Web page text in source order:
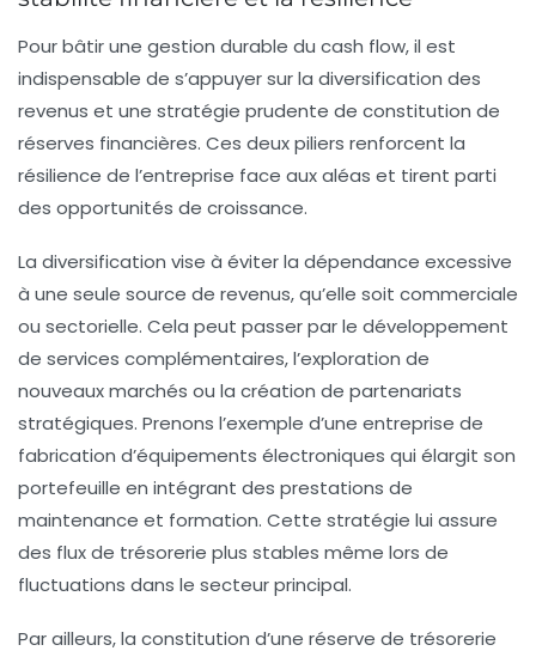
Pour bâtir une gestion durable du cash flow, il est
indispensable de s’appuyer sur la diversification des
revenus et une stratégie prudente de constitution de
réserves financières. Ces deux piliers renforcent la
résilience de l’entreprise face aux aléas et tirent parti
des opportunités de croissance.
La diversification vise à éviter la dépendance excessive
à une seule source de revenus, qu’elle soit commerciale
ou sectorielle. Cela peut passer par le développement
de services complémentaires, l’exploration de
nouveaux marchés ou la création de partenariats
stratégiques. Prenons l’exemple d’une entreprise de
fabrication d’équipements électroniques qui élargit son
portefeuille en intégrant des prestations de
maintenance et formation. Cette stratégie lui assure
des flux de trésorerie plus stables même lors de
fluctuations dans le secteur principal.
Par ailleurs, la constitution d’une réserve de trésorerie